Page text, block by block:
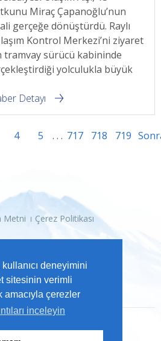
deneyimini
sitesinin verimli
amacıyla çerezler
inceleyin
Miraç Çapanoğlu’nun
gerçeğe dönüştürdü. Raylı
Kontrol Merkezi’ni ziyaret
tramvay sürücü kabininde
yolculukla büyük
Detayı
4 5 . . . 717 718 719
Metni Çerez Politikası